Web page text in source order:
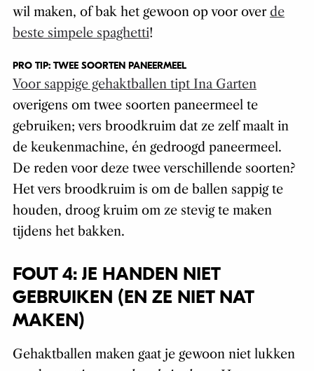
wil maken, of bak het gewoon op voor overde
beste simpele spaghetti!
PRO TIP: TWEE SOORTEN PANEERMEEL
Voor sappige gehaktballen tipt Ina Garten
overigens om twee soorten paneermeel te
gebruiken; vers broodkruim dat ze zelf maalt in
de keukenmachine, én gedroogd paneermeel.
De reden voor deze twee verschillende soorten?
Het vers broodkruim is om de ballen sappig te
houden, droog kruim om ze stevig te maken
tijdens het bakken.
FOUT 4: JE HANDEN NIET
GEBRUIKEN (EN ZE NIET NAT
MAKEN)
Gehaktballen maken gaat je gewoon niet lukken